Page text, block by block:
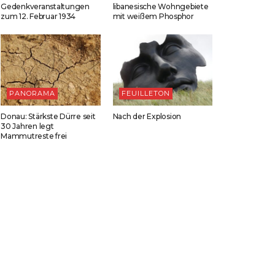
Gedenkveranstaltungen
zum 12. Februar 1934
libanesische Wohngebiete
mit weißem Phosphor
PANORAMA
Donau: Stärkste Dürre seit
30 Jahren legt
Mammutreste frei
FEUILLETON
Nach der Explosion